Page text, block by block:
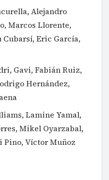
Alejandro
Marcos Llorente,
Eric García,
Gavi, Fabián Ruiz,
Hernández,
Lamine Yamal,
Mikel Oyarzabal,
Pino, Víctor Muñoz